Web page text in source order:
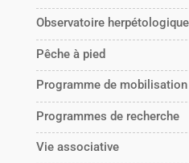
Observatoire
Pêche à pied
Programme de
Programmes de recherche
Vie associative